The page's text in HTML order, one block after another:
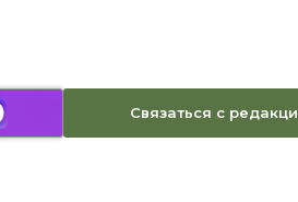
Связаться с